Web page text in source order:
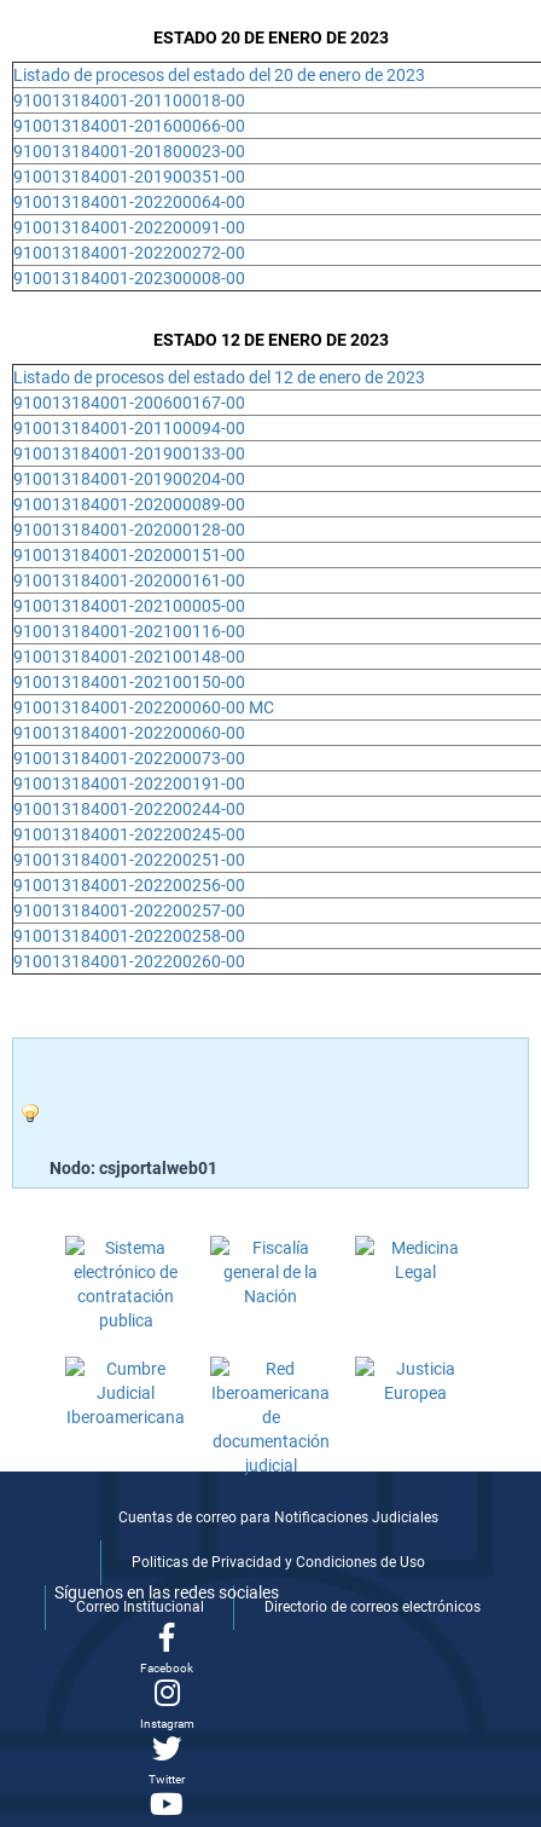
ESTADO 20 DE ENERO DE 2023
Listado de procesos del estado del 20 de enero de 2023
910013184001-201100018-00
910013184001-201600066-00
910013184001-201800023-00
910013184001-201900351-00
910013184001-202200064-00
910013184001-202200091-00
910013184001-202200272-00
910013184001-202300008-00
ESTADO 12 DE ENERO DE 2023
Listado de procesos del estado del 12 de enero de 2023
910013184001-200600167-00
910013184001-201100094-00
910013184001-201900133-00
910013184001-201900204-00
910013184001-202000089-00
910013184001-202000128-00
910013184001-202000151-00
910013184001-202000161-00
910013184001-202100005-00
910013184001-202100116-00
910013184001-202100148-00
910013184001-202100150-00
910013184001-202200060-00 MC
910013184001-202200060-00
910013184001-202200073-00
910013184001-202200191-00
910013184001-202200244-00
910013184001-202200245-00
910013184001-202200251-00
910013184001-202200256-00
910013184001-202200257-00
910013184001-202200258-00
910013184001-202200260-00
Nodo: csjportalweb01
Cuentas de correo para Notificaciones Judiciales
Politicas de Privacidad y Condiciones de Uso
Correo Institucional Directorio de correos electrónicos
Síguenos en las redes sociales
Facebook
Instagram
Twitter